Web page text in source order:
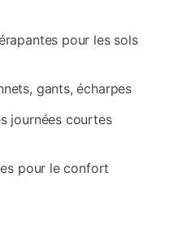
pour les sols
gants, écharpes
journées courtes
pour le confort